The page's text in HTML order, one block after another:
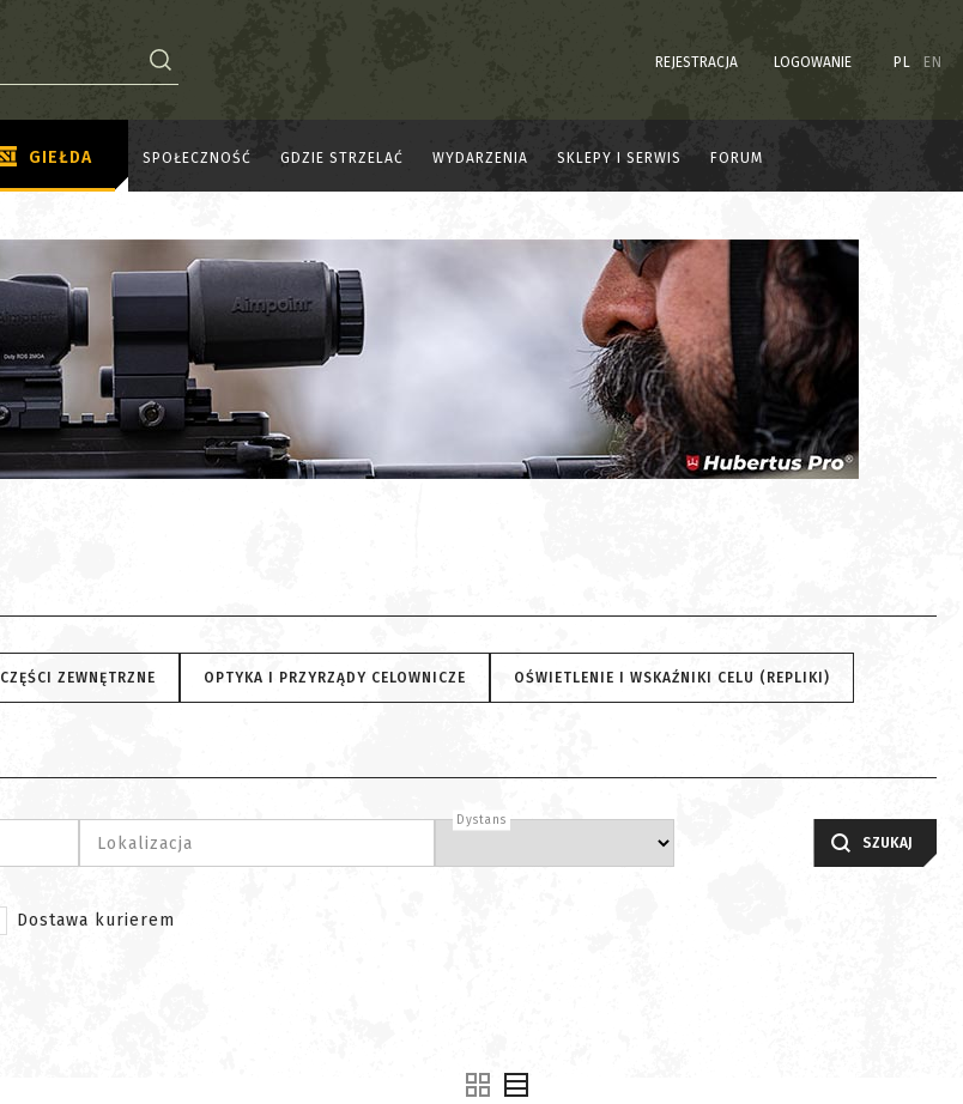
REJESTRACJA LOGOWANIE PL EN
GIEŁDA SPOŁECZNOŚĆ GDZIE STRZELAĆ WYDARZENIA SKLEPY I SERWIS FORUM
CZĘŚCI ZEWNĘTRZNE OPTYKA I PRZYRZĄDY CELOWNICZE OŚWIETLENIE I WSKAŹNIKI CELU (REPLIKI)
Lokalizacja
Dystans
Dostawa kurierem
SZUKAJ